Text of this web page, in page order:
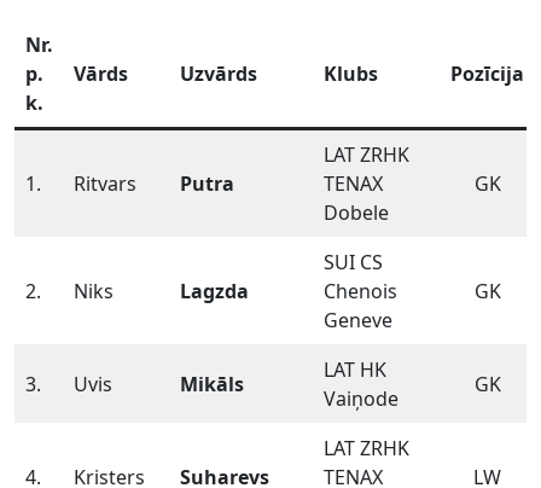
Nr.
p.
k.
Vārds Uzvārds Klubs Pozīcija
1. Ritvars Putra
LAT ZRHK
TENAX
Dobele
GK
2. Niks Lagzda
SUI CS
Chenois
Geneve
GK
3. Uvis Mikāls
LAT HK
Vaiņode
GK
4. Kristers Suharevs
LAT ZRHK
TENAX
LW